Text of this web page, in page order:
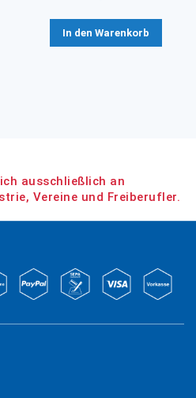
In den Warenkorb
ausschließlich an
Vereine und Freiberufler.